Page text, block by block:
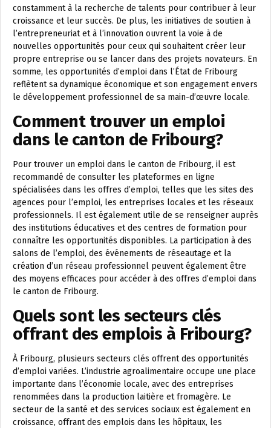
constamment à la recherche de talents pour contribuer à leur
croissance et leur succès. De plus, les initiatives de soutien à
l’entrepreneuriat et à l’innovation ouvrent la voie à de
nouvelles opportunités pour ceux qui souhaitent créer leur
propre entreprise ou se lancer dans des projets novateurs. En
somme, les opportunités d’emploi dans l’État de Fribourg
reflètent sa dynamique économique et son engagement envers
le développement professionnel de sa main-d’œuvre locale.
Comment trouver un emploi
dans le canton de Fribourg?
Pour trouver un emploi dans le canton de Fribourg, il est
recommandé de consulter les plateformes en ligne
spécialisées dans les offres d’emploi, telles que les sites des
agences pour l’emploi, les entreprises locales et les réseaux
professionnels. Il est également utile de se renseigner auprès
des institutions éducatives et des centres de formation pour
connaître les opportunités disponibles. La participation à des
salons de l’emploi, des événements de réseautage et la
création d’un réseau professionnel peuvent également être
des moyens efficaces pour accéder à des offres d’emploi dans
le canton de Fribourg.
Quels sont les secteurs clés
offrant des emplois à Fribourg?
À Fribourg, plusieurs secteurs clés offrent des opportunités
d’emploi variées. L’industrie agroalimentaire occupe une place
importante dans l’économie locale, avec des entreprises
renommées dans la production laitière et fromagère. Le
secteur de la santé et des services sociaux est également en
croissance, offrant des emplois dans les hôpitaux, les